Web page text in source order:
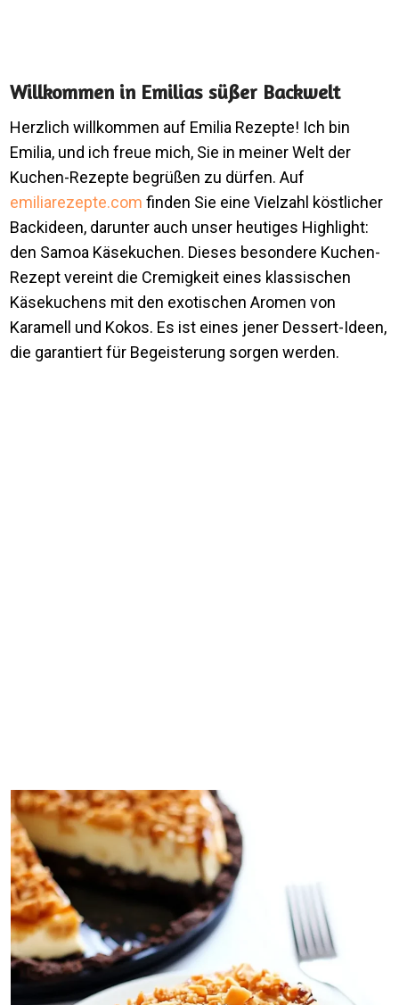
Willkommen in Emilias süßer Backwelt
Herzlich willkommen auf Emilia Rezepte! Ich bin
Emilia, und ich freue mich, Sie in meiner Welt der
Kuchen-Rezepte begrüßen zu dürfen. Auf
emiliarezepte.com finden Sie eine Vielzahl köstlicher
Backideen, darunter auch unser heutiges Highlight:
den Samoa Käsekuchen. Dieses besondere Kuchen-
Rezept vereint die Cremigkeit eines klassischen
Käsekuchens mit den exotischen Aromen von
Karamell und Kokos. Es ist eines jener Dessert-Ideen,
die garantiert für Begeisterung sorgen werden.